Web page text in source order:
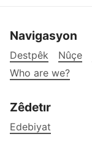
Navigasyon
Destpêk Nûçe
Who are we?
Zêdetır
Edebiyat